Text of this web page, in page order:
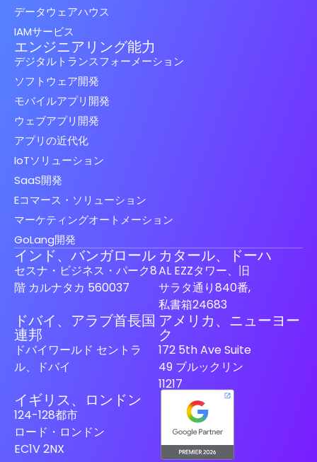
データウェアハウス
IAMサービス
エンジニアリング能力
デジタルトランスフォーメーション
ソフトウェア開発
モバイルアプリ開発
ウェブアプリ開発
アプリの近代化
IoTソリューション
SaaS開発
Eコマース・ソリューション
マーケティングオートメーション
GoLang開発
インド、バンガロール
セスナ・ビジネス・パーク8
階 カルナタカ 560037
カタール、ドーハ
AL EZZタワー、旧
サラタ通り840番,
私書箱24683
ドバイ、アラブ首長国
連邦
ドバイワールド セントラ
ル、ドバイ
アメリカ、ニューヨー
ク
172 5th Ave Suite
49 ブルックリン
11217
イギリス、ロンドン
124-128都市
ロード・ロンドン
EC1V 2NXFrench
German
Dutch
Finnish
Spanish (Spain)